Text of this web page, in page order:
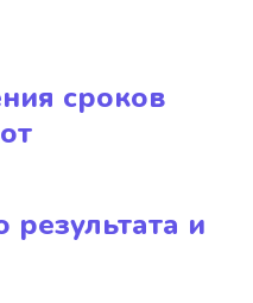
сроков
результата и